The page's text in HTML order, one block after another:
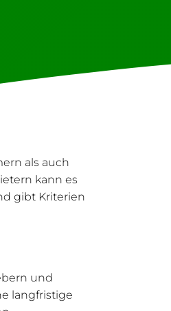
als auch
kann es
gibt Kriterien
und
langfristige